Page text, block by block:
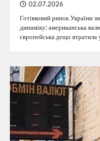
02.07.2026
Готівковий ринок України
динаміку: американська
європейська дещо втратила